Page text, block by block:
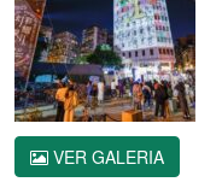
VER GALERIA